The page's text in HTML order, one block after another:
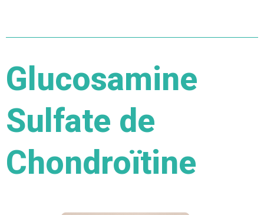
Glucosamine
Sulfate de
Chondroïtine